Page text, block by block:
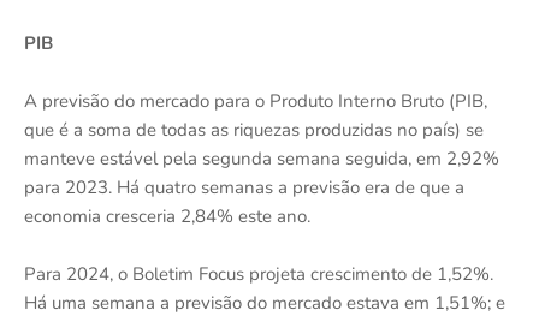
PIB
A previsão do mercado para o Produto Interno Bruto (PIB,
que é a soma de todas as riquezas produzidas no país) se
manteve estável pela segunda semana seguida, em 2,92%
para 2023. Há quatro semanas a previsão era de que a
economia cresceria 2,84% este ano.
Para 2024, o Boletim Focus projeta crescimento de 1,52%.
Há uma semana a previsão do mercado estava em 1,51%; e